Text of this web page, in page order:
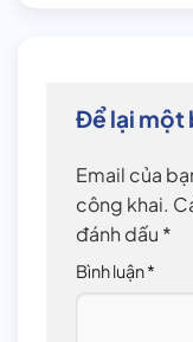
Để lại một
Email của
công khai.
đánh dấu *
Bình luận*